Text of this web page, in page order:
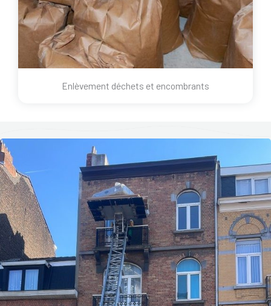
Enlèvement déchets et encombrants